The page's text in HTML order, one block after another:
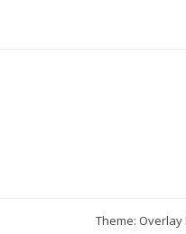
Theme: Overlay